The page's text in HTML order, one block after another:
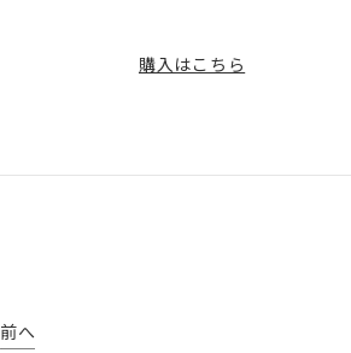
購入はこちら
前へ